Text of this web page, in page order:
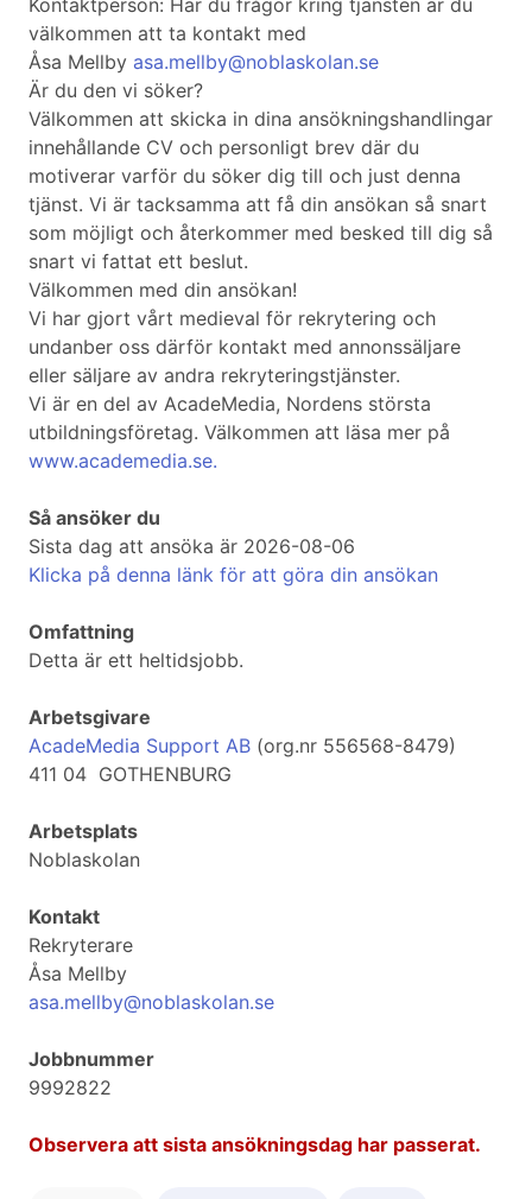
Kontaktperson: Har du frågor kring tjänsten är du
välkommen att ta kontakt med
Åsa Mellby asa.mellby@noblaskolan.se
Är du den vi söker?
Välkommen att skicka in dina ansökningshandlingar
innehållande CV och personligt brev där du
motiverar varför du söker dig till och just denna
tjänst. Vi är tacksamma att få din ansökan så snart
som möjligt och återkommer med besked till dig så
snart vi fattat ett beslut.
Välkommen med din ansökan!
Vi har gjort vårt medieval för rekrytering och
undanber oss därför kontakt med annonssäljare
eller säljare av andra rekryteringstjänster.
Vi är en del av AcadeMedia, Nordens största
utbildningsföretag. Välkommen att läsa mer på
www.academedia.se.
Så ansöker du
Sista dag att ansöka är 2026-08-06
Klicka på denna länk för att göra din ansökan
Omfattning
Detta är ett heltidsjobb.
Arbetsgivare
AcadeMedia Support AB (org.nr 556568-8479)
411 04 GOTHENBURG
Arbetsplats
Noblaskolan
Kontakt
Rekryterare
Åsa Mellby
asa.mellby@noblaskolan.se
Jobbnummer
9992822
Observera att sista ansökningsdag har passerat.